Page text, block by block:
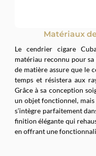
Matériaux
Le cendrier cigare
matériau reconnu pour
de matière assure que le
temps et résistera aux
Grâce à sa conception
un objet fonctionnel,
s’intègre parfaitement
finition élégante qui
en offrant une